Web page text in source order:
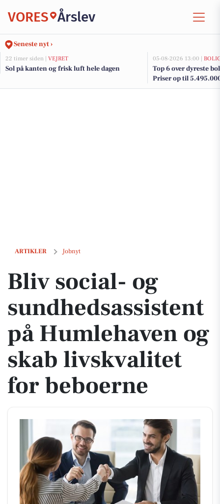
VORES Årslev
Seneste nyt ›
22 timer siden | VEJRET
Sol på kanten og frisk luft hele dagen
05-08-2026 13:00 |
Top 6 over dyreste
Priser op til
ARTIKLER Jobnyt
Bliv social- og sundhedsassistent på Humlehaven og skab
Bliv social- og
sundhedsassistent
på Humlehaven og
skab livskvalitet
for beboerne